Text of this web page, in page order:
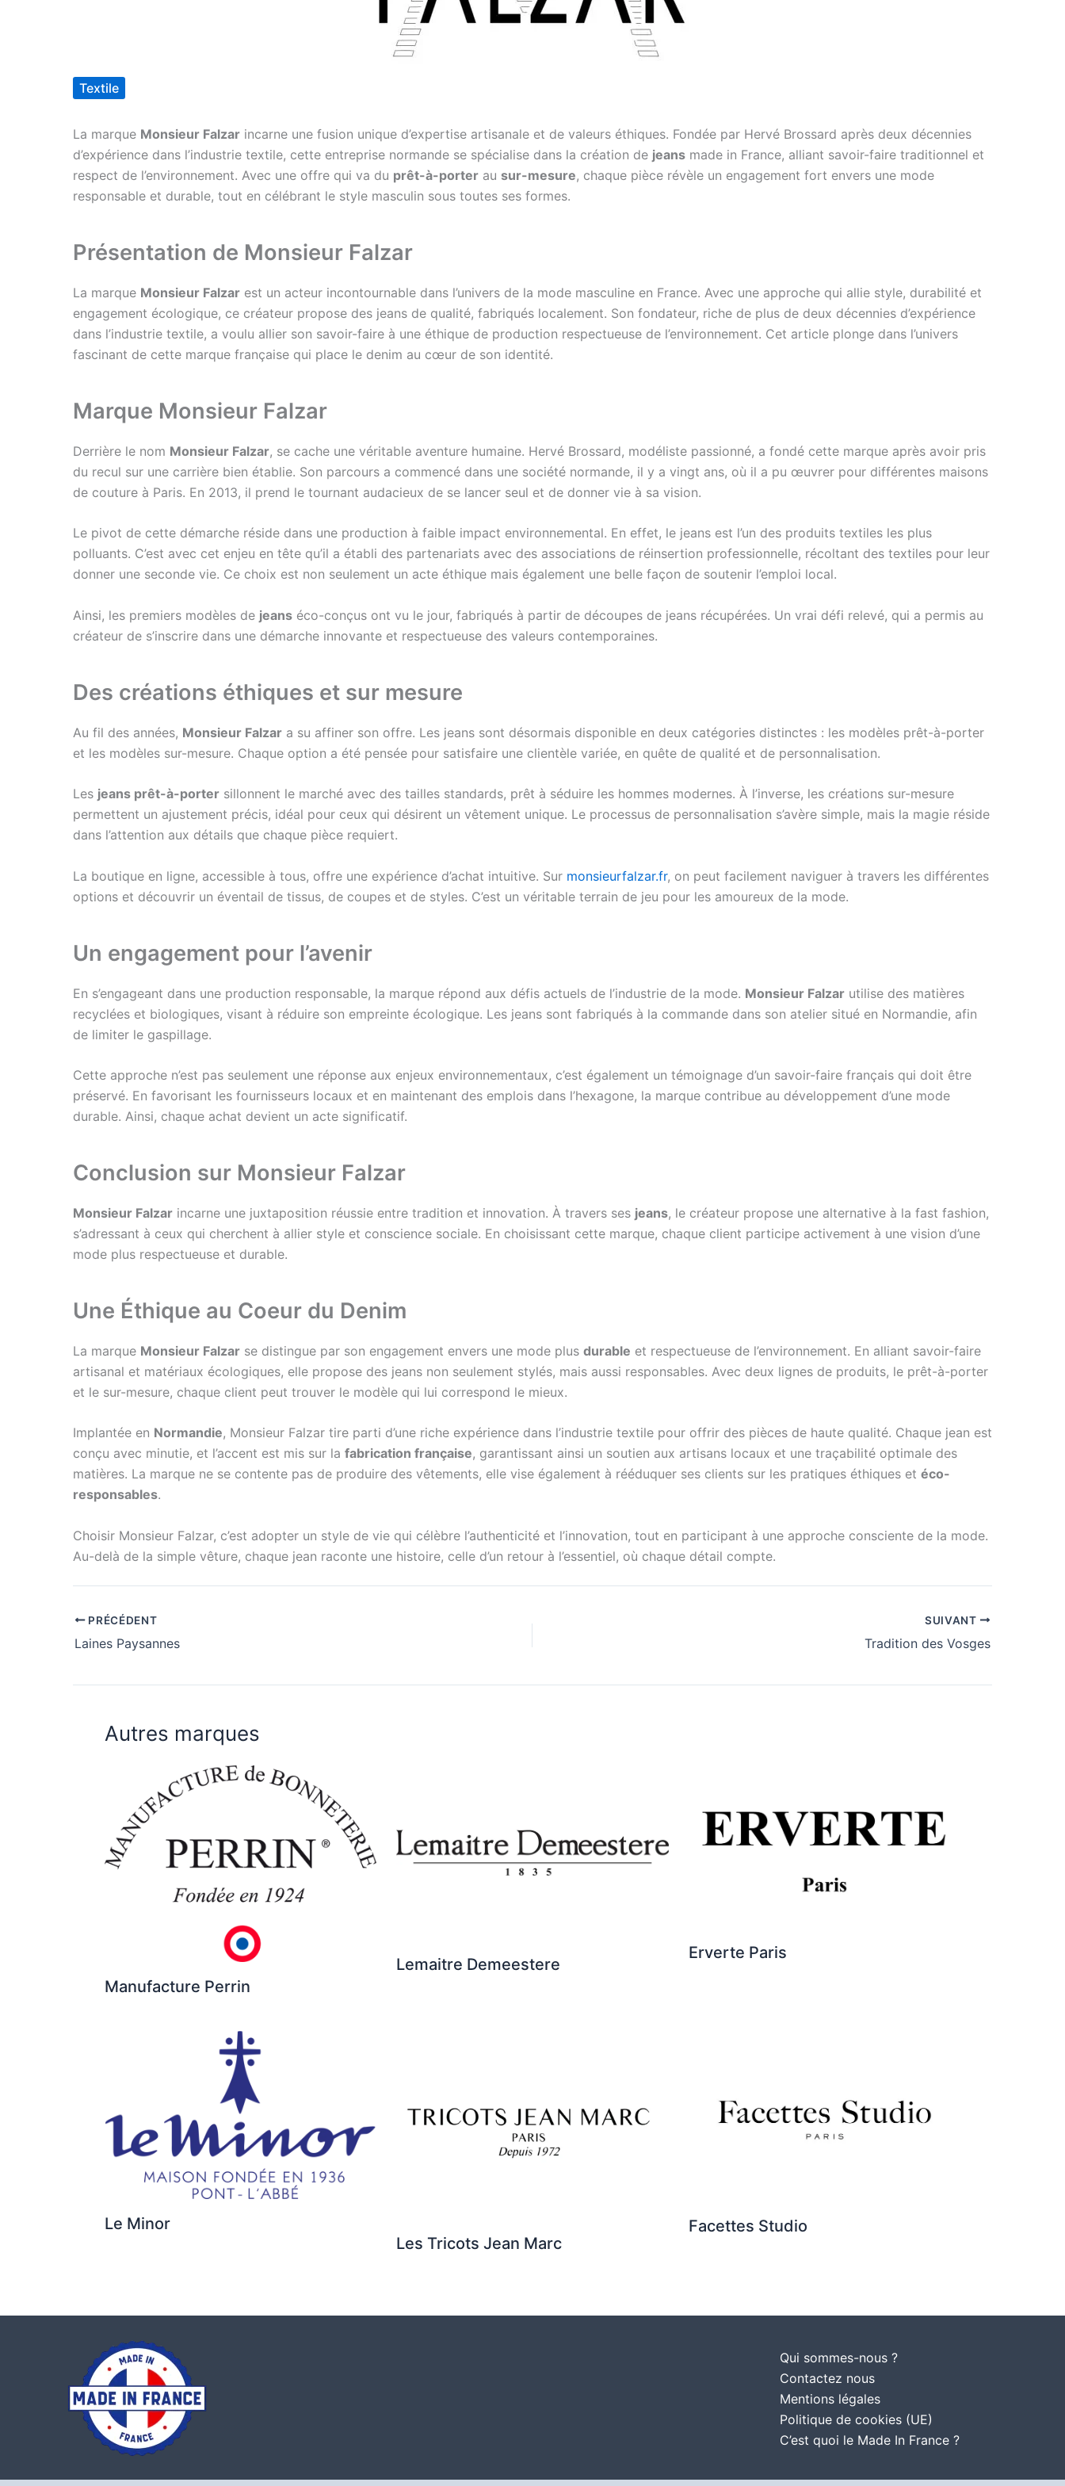
Textile
La marque Monsieur Falzar incarne une fusion unique d’expertise artisanale et de valeurs éthiques. Fondée par Hervé Brossard après deux décennies
d’expérience dans l’industrie textile, cette entreprise normande se spécialise dans la création de jeans made in France, alliant savoir-faire traditionnel et
respect de l’environnement. Avec une offre qui va du prêt-à-porter au sur-mesure, chaque pièce révèle un engagement fort envers une mode
responsable et durable, tout en célébrant le style masculin sous toutes ses formes.
Présentation de Monsieur Falzar
La marque Monsieur Falzar est un acteur incontournable dans l’univers de la mode masculine en France. Avec une approche qui allie style, durabilité et
engagement écologique, ce créateur propose des jeans de qualité, fabriqués localement. Son fondateur, riche de plus de deux décennies d’expérience
dans l’industrie textile, a voulu allier son savoir-faire à une éthique de production respectueuse de l’environnement. Cet article plonge dans l’univers
fascinant de cette marque française qui place le denim au cœur de son identité.
Marque Monsieur Falzar
Derrière le nom Monsieur Falzar, se cache une véritable aventure humaine. Hervé Brossard, modéliste passionné, a fondé cette marque après avoir pris
du recul sur une carrière bien établie. Son parcours a commencé dans une société normande, il y a vingt ans, où il a pu œuvrer pour différentes maisons
de couture à Paris. En 2013, il prend le tournant audacieux de se lancer seul et de donner vie à sa vision.
Le pivot de cette démarche réside dans une production à faible impact environnemental. En effet, le jeans est l’un des produits textiles les plus
polluants. C’est avec cet enjeu en tête qu’il a établi des partenariats avec des associations de réinsertion professionnelle, récoltant des textiles pour leur
donner une seconde vie. Ce choix est non seulement un acte éthique mais également une belle façon de soutenir l’emploi local.
Ainsi, les premiers modèles de jeans éco-conçus ont vu le jour, fabriqués à partir de découpes de jeans récupérées. Un vrai défi relevé, qui a permis au
créateur de s’inscrire dans une démarche innovante et respectueuse des valeurs contemporaines.
Des créations éthiques et sur mesure
Au fil des années, Monsieur Falzar a su affiner son offre. Les jeans sont désormais disponible en deux catégories distinctes : les modèles prêt-à-porter
et les modèles sur-mesure. Chaque option a été pensée pour satisfaire une clientèle variée, en quête de qualité et de personnalisation.
Les jeans prêt-à-porter sillonnent le marché avec des tailles standards, prêt à séduire les hommes modernes. À l’inverse, les créations sur-mesure
permettent un ajustement précis, idéal pour ceux qui désirent un vêtement unique. Le processus de personnalisation s’avère simple, mais la magie réside
dans l’attention aux détails que chaque pièce requiert.
La boutique en ligne, accessible à tous, offre une expérience d’achat intuitive. Sur monsieurfalzar.fr, on peut facilement naviguer à travers les différentes
options et découvrir un éventail de tissus, de coupes et de styles. C’est un véritable terrain de jeu pour les amoureux de la mode.
Un engagement pour l’avenir
En s’engageant dans une production responsable, la marque répond aux défis actuels de l’industrie de la mode. Monsieur Falzar utilise des matières
recyclées et biologiques, visant à réduire son empreinte écologique. Les jeans sont fabriqués à la commande dans son atelier situé en Normandie, afin
de limiter le gaspillage.
Cette approche n’est pas seulement une réponse aux enjeux environnementaux, c’est également un témoignage d’un savoir-faire français qui doit être
préservé. En favorisant les fournisseurs locaux et en maintenant des emplois dans l’hexagone, la marque contribue au développement d’une mode
durable. Ainsi, chaque achat devient un acte significatif.
Conclusion sur Monsieur Falzar
Monsieur Falzar incarne une juxtaposition réussie entre tradition et innovation. À travers ses jeans, le créateur propose une alternative à la fast fashion,
s’adressant à ceux qui cherchent à allier style et conscience sociale. En choisissant cette marque, chaque client participe activement à une vision d’une
mode plus respectueuse et durable.
Une Éthique au Coeur du Denim
La marque Monsieur Falzar se distingue par son engagement envers une mode plus durable et respectueuse de l’environnement. En alliant savoir-faire
artisanal et matériaux écologiques, elle propose des jeans non seulement stylés, mais aussi responsables. Avec deux lignes de produits, le prêt-à-porter
et le sur-mesure, chaque client peut trouver le modèle qui lui correspond le mieux.
Implantée en Normandie, Monsieur Falzar tire parti d’une riche expérience dans l’industrie textile pour offrir des pièces de haute qualité. Chaque jean est
conçu avec minutie, et l’accent est mis sur la fabrication française, garantissant ainsi un soutien aux artisans locaux et une traçabilité optimale des
matières. La marque ne se contente pas de produire des vêtements, elle vise également à rééduquer ses clients sur les pratiques éthiques et éco-
responsables.
Choisir Monsieur Falzar, c’est adopter un style de vie qui célèbre l’authenticité et l’innovation, tout en participant à une approche consciente de la mode.
Au-delà de la simple vêture, chaque jean raconte une histoire, celle d’un retour à l’essentiel, où chaque détail compte.
PRÉCÉDENT
Laines Paysannes
SUIVANT
Tradition des Vosges
Autres marques
Manufacture Perrin
Lemaitre Demeestere
Erverte Paris
Le Minor
Les Tricots Jean Marc
Facettes Studio
Qui sommes-nous ?
Contactez nous
Mentions légales
Politique de cookies (UE)
C’est quoi le Made In France ?